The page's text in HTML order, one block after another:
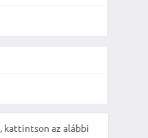
kattintson az alábbi